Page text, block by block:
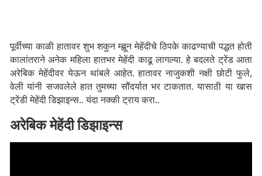
पूर्वीच्या काळी हातावर शुभ शकुन म्ह्णून मेहेंदीचे ठिपके काढण्याची पद्धत होती
कालांतराने अनेक महिला हातभर मेहेंदी काढू लागल्या. हे बदलते ट्रेंड आता
अरेबिक मेहेंदीवर येऊन थांबले आहेत. हातावर नाजुकशी नक्षी छोटी फुले,
वेली यांनी सजवलेले हात तुमच्या सौंदर्यात भर टाकतात. यासाठी या खास
ट्रेंडी मेहेंदी डिझाइन्स.. यंदा नक्की ट्राय करा..
अरेबिक मेहेंदी डिझाइन्स